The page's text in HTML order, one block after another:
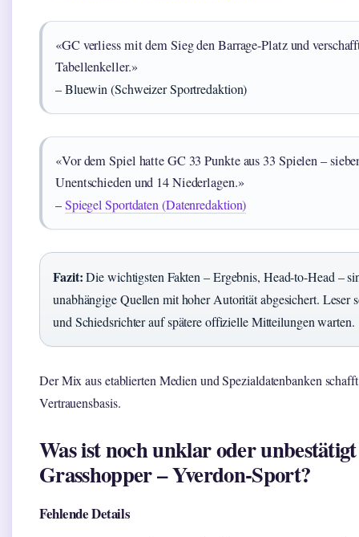
«GC verliess mit dem Sieg den Barrage-Platz und
Tabellenkeller.»
– Bluewin (Schweizer Sportredaktion)
«Vor dem Spiel hatte GC 33 Punkte aus 33 Spielen –
Unentschieden und 14 Niederlagen.»
–Spiegel Sportdaten (Datenredaktion)
Fazit:Die wichtigsten Fakten – Ergebnis, Head-to-Head –
unabhängige Quellen mit hoher Autorität abgesichert. Leser
und Schiedsrichter auf spätere offizielle Mitteilungen warten.
Der Mix aus etablierten Medien und Spezialdatenbanken
Vertrauensbasis.
Was ist noch unklar oder
Grasshopper – Yverdon-Sport?
Fehlende Details